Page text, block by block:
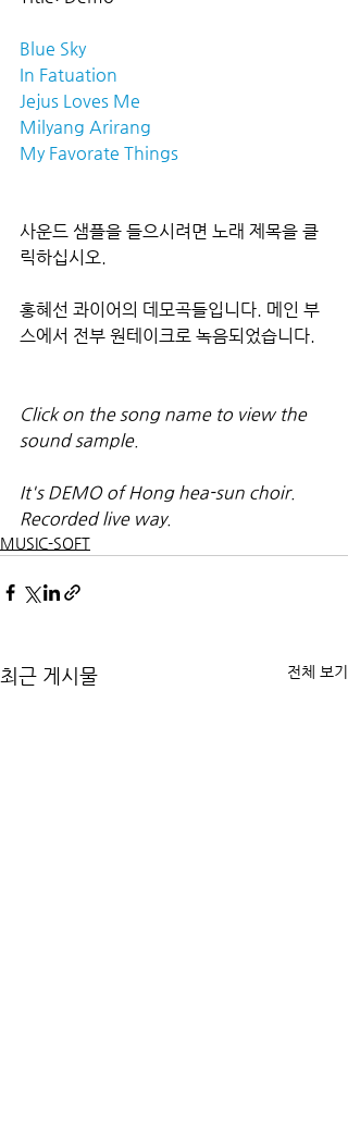
Blue Sky
In Fatuation
Jejus Loves Me
Milyang Arirang
My Favorate Things
사운드 샘플을 들으시려면 노래 제목을 클
릭하십시오.
홍혜선 콰이어의 데모곡들입니다. 메인 부
스에서 전부 원테이크로 녹음되었습니다.
Click on the song name to view the
sound sample.
It's DEMO of Hong hea-sun choir.
Recorded live way.
MUSIC-SOFT
최근 게시물 전체 보기